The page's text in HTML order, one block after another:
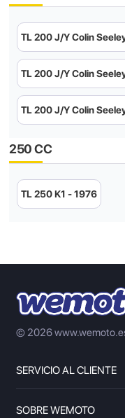
TL 200 J/Y Colin
TL 200 J/Y Colin
TL 200 J/Y Colin
250 CC
TL 250 K1 - 1976
© 2026
SERVICIO AL CLIENTE
SOBRE WEMOTO